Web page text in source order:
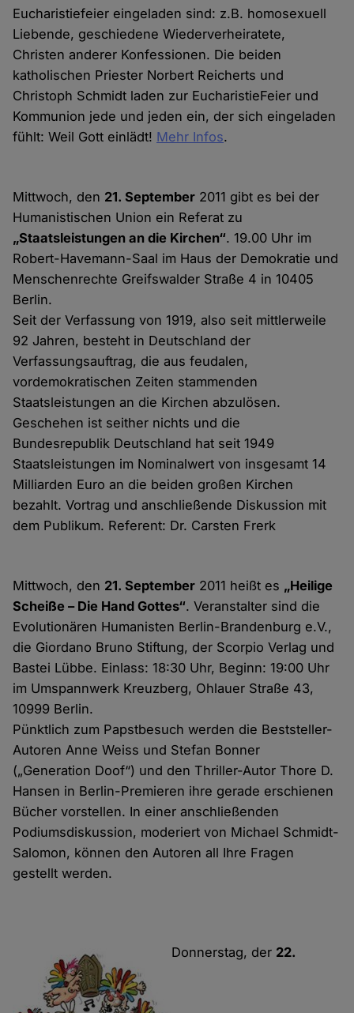
Eucharistiefeier eingeladen sind: z.B. homosexuell
Liebende, geschiedene Wiederverheiratete,
Christen anderer Konfessionen. Die beiden
katholischen Priester Norbert Reicherts und
Christoph Schmidt laden zur EucharistieFeier und
Kommunion jede und jeden ein, der sich eingeladen
fühlt: Weil Gott einlädt! Mehr Infos.
Mittwoch, den 21. September 2011 gibt es bei der
Humanistischen Union ein Referat zu
„Staatsleistungen an die Kirchen“. 19.00 Uhr im
Robert-Havemann-Saal im Haus der Demokratie und
Menschenrechte Greifswalder Straße 4 in 10405
Berlin.
Seit der Verfassung von 1919, also seit mittlerweile
92 Jahren, besteht in Deutschland der
Verfassungsauftrag, die aus feudalen,
vordemokratischen Zeiten stammenden
Staatsleistungen an die Kirchen abzulösen.
Geschehen ist seither nichts und die
Bundesrepublik Deutschland hat seit 1949
Staatsleistungen im Nominalwert von insgesamt 14
Milliarden Euro an die beiden großen Kirchen
bezahlt. Vortrag und anschließende Diskussion mit
dem Publikum. Referent: Dr. Carsten Frerk
Mittwoch, den 21. September 2011 heißt es „Heilige
Scheiße – Die Hand Gottes“. Veranstalter sind die
Evolutionären Humanisten Berlin-Brandenburg e.V.,
die Giordano Bruno Stiftung, der Scorpio Verlag und
Bastei Lübbe. Einlass: 18:30 Uhr, Beginn: 19:00 Uhr
im Umspannwerk Kreuzberg, Ohlauer Straße 43,
10999 Berlin.
Pünktlich zum Papstbesuch werden die Beststeller-
Autoren Anne Weiss und Stefan Bonner
(„Generation Doof“) und den Thriller-Autor Thore D.
Hansen in Berlin-Premieren ihre gerade erschienen
Bücher vorstellen. In einer anschließenden
Podiumsdiskussion, moderiert von Michael Schmidt-
Salomon, können den Autoren all Ihre Fragen
gestellt werden.
Donnerstag, der 22.